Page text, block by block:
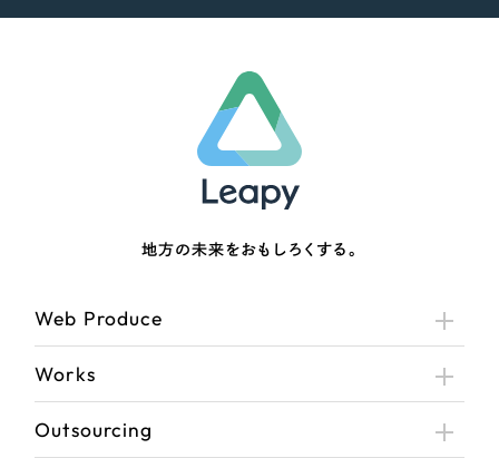
地方の未来をおもしろくする。
Web Produce
Works
Outsourcing